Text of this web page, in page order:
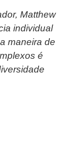
Matthew
individual
maneira de
é